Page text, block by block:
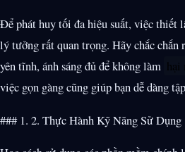
Để phát huy tối đa hiệu suất, việc
lý tưởng rất quan trọng. Hãy chắc chắn
yên tĩnh, ánh sáng đủ để không làm hại
việc gọn gàng cũng giúp bạn dễ dàng
### 1. 2. Thực Hành Kỹ Năng Sử Dụng